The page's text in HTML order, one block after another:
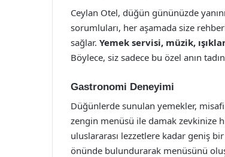
Ceylan Otel, düğün gününüzde
sorumluları, her aşamada size
sağlar. Yemek servisi, müzik,
Böylece, siz sadece bu özel anın tadını
Gastronomi Deneyimi
Düğünlerde sunulan yemekler,
zengin menüsü ile damak zevkinize
uluslararası lezzetlere kadar geniş
önünde bulundurarak menüsünü